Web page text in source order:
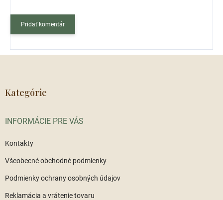
Pridať komentár
Kategórie
INFORMÁCIE PRE VÁS
Kontakty
Všeobecné obchodné podmienky
Podmienky ochrany osobných údajov
Reklamácia a vrátenie tovaru